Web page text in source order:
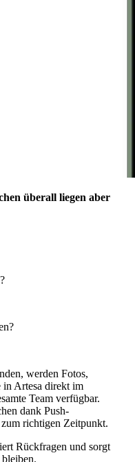
überall liegen aber
werden Fotos,
Artesa direkt im
Team verfügbar.
dank Push-
richtigen Zeitpunkt.
Rückfragen und sorgt